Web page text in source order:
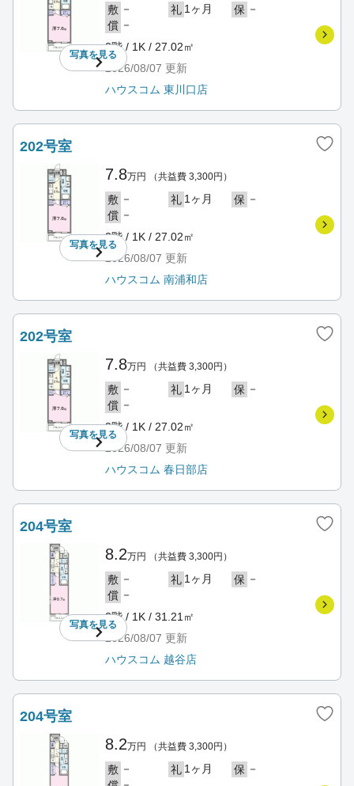
写真を見る
敷 － 礼 1ヶ月 保 －
償 －
2階 / 1K / 27.02㎡
2026/08/07 更新
ハウスコム 東川口店
202号室
写真を見る
7.8万円 （共益費 3,300円）
敷 － 礼 1ヶ月 保 －
償 －
2階 / 1K / 27.02㎡
2026/08/07 更新
ハウスコム 南浦和店
202号室
写真を見る
7.8万円 （共益費 3,300円）
敷 － 礼 1ヶ月 保 －
償 －
2階 / 1K / 27.02㎡
2026/08/07 更新
ハウスコム 春日部店
204号室
写真を見る
8.2万円 （共益費 3,300円）
敷 － 礼 1ヶ月 保 －
償 －
2階 / 1K / 31.21㎡
2026/08/07 更新
ハウスコム 越谷店
204号室
8.2万円 （共益費 3,300円）
敷 － 礼 1ヶ月 保 －